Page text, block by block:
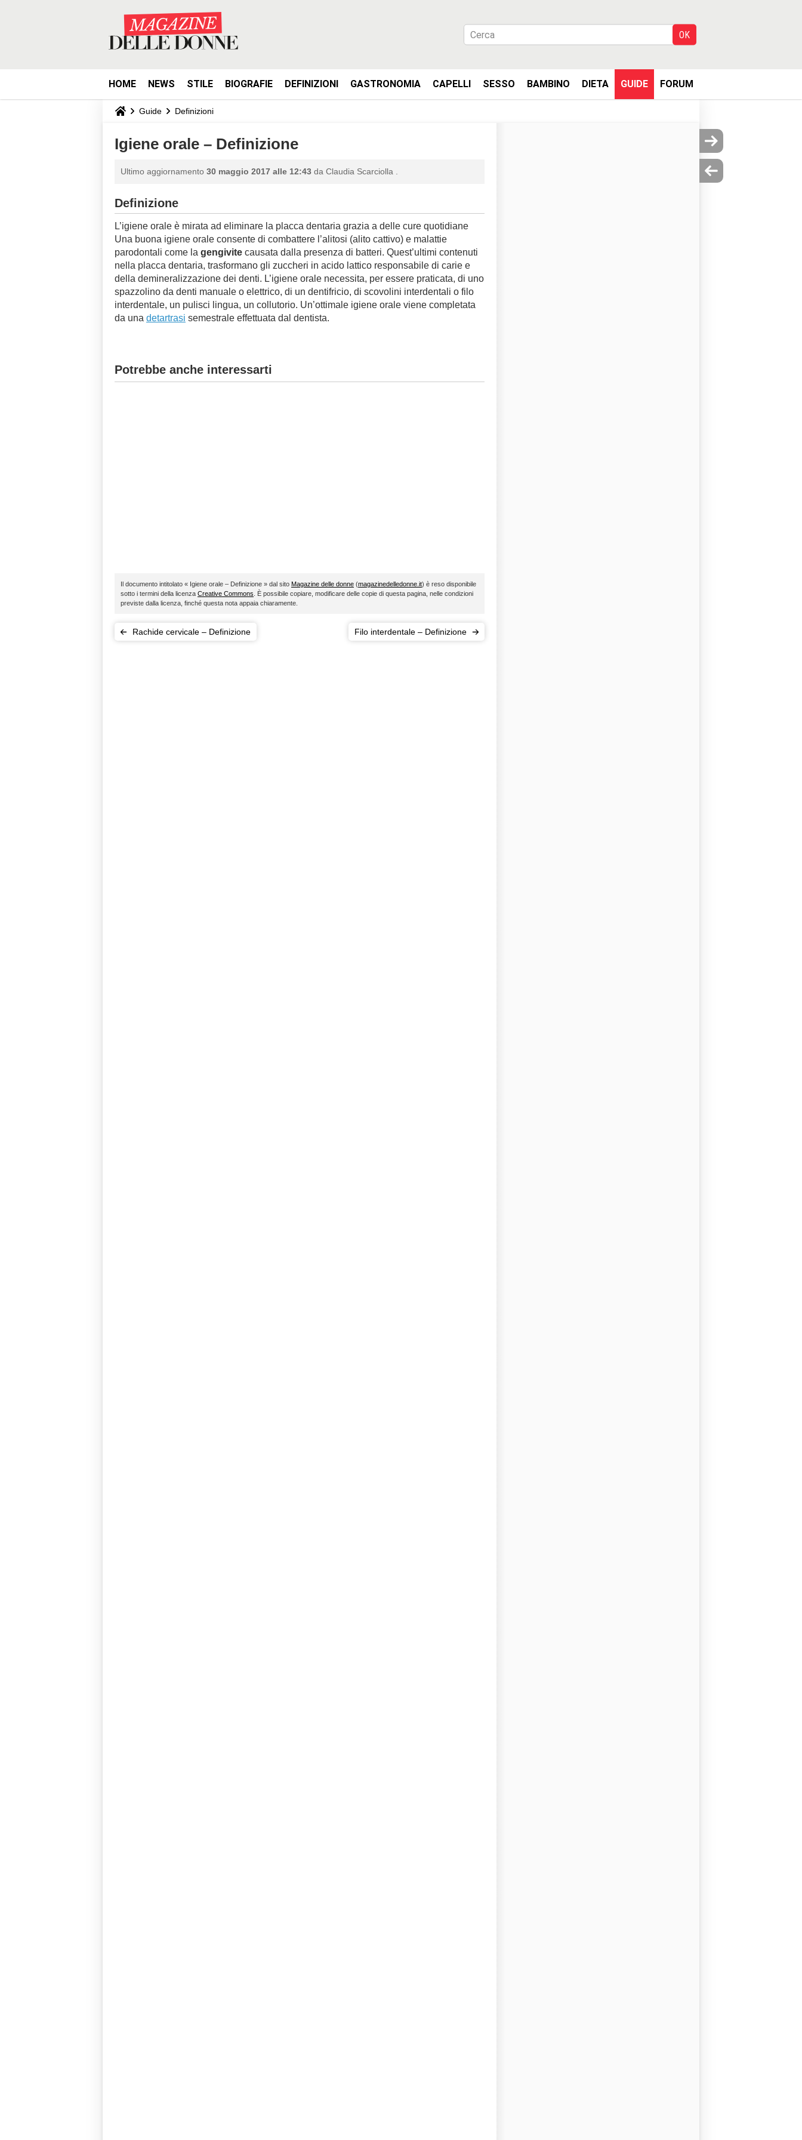
HOME NEWS STILE BIOGRAFIE DEFINIZIONI GASTRONOMIA CAPELLI SESSO BAMBINO DIETA GUIDE FORUM
Guide Definizioni
Igiene orale – Definizione
Ultimo aggiornamento 30 maggio 2017 alle 12:43 da Claudia Scarciolla
Definizione
L’igiene orale è mirata ad eliminare la placca dentaria grazia a delle cure quotidiane
Una buona igiene orale consente di combattere l’alitosi (alito cattivo) e malattie
parodontali come la gengivite causata dalla presenza di batteri. Quest’ultimi contenuti
nella placca dentaria, trasformano gli zuccheri in acido lattico responsabile di carie e
della demineralizzazione dei denti. L’igiene orale necessita, per essere praticata, di uno
spazzolino da denti manuale o elettrico, di un dentifricio, di scovolini interdentali o filo
interdentale, un pulisci lingua, un collutorio. Un’ottimale igiene orale viene completata
da una detartrasi semestrale effettuata dal dentista.
Potrebbe anche interessarti
Il documento intitolato « Igiene orale – Definizione » dal sito Magazine delle donne (magazinedelledonne.it) è reso disponibile
sotto i termini della licenza Creative Commons . È possibile copiare, modificare delle copie di questa pagina, nelle condizioni
previste dalla licenza, finché questa nota appaia chiaramente.
Rachide cervicale – Definizione Filo interdentale – Definizione